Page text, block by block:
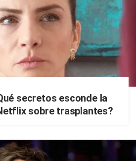
secretos esconde la
sobre trasplantes?